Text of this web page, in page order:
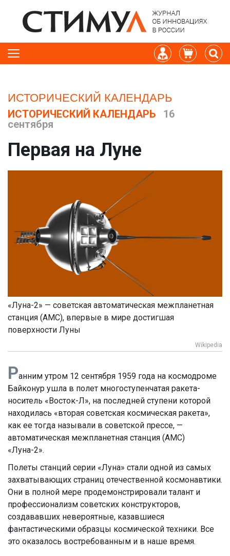
ИСТОРИЧЕСКИЙ КАЛЕНДАРЬ
ИСТОРИЧЕСКИЙ КАЛЕНДАРЬ
16
сентября
Первая на Луне
«Луна-2» — советская автоматическая межпланетная
станция (АМС), впервые в мире достигшая
поверхности Луны
Wikipedia
Ранним утром 12 сентября 1959 года на космодроме
Байконур ушла в полет многоступенчатая ракета-
носитель «Восток-Л», на последней ступени которой
находилась «вторая советская космическая ракета»,
как ее тогда называли в советской прессе, —
автоматическая межпланетная станция (АМС)
«Луна-2».
Полеты станций серии «Луна» стали одной из самых
захватывающих страниц отечественной космонавтики.
Они в полной мере продемонстрировали талант и
профессионализм советских конструкторов,
создававших невероятные, казавшиеся
фантастическими образцы космической техники. Все
это оказалось востребованным и в наше время.